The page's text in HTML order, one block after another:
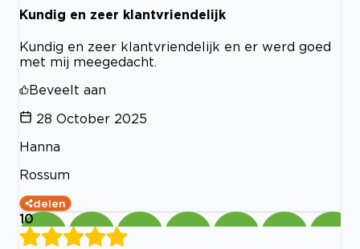
Kundig en zeer klantvriendelijk
Kundig en zeer klantvriendelijk en er werd goed
met mij meegedacht.
Beveelt aan
28 October 2025
Hanna
Rossum
delen
10